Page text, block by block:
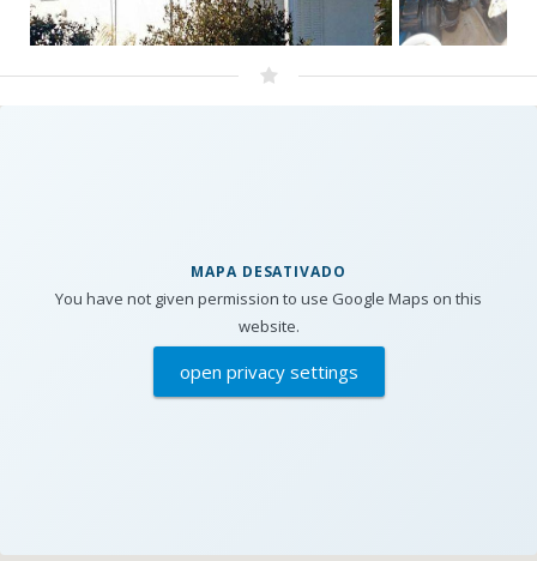
MAPA DESATIVADO
You have not given permission to use Google Maps on this
website.
open privacy settings